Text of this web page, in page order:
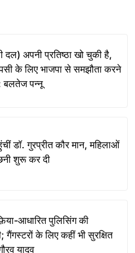
दल) अपनी प्रतिष्ठा खो चुकी है,
के लिए भाजपा से समझौता करने
बलतेज पन्नू
डॉ. गुरप्रीत कौर मान, महिलाओं
शुरू कर दी
आधारित पुलिसिंग की
गैंगस्टरों के लिए कहीं भी सुरक्षित
यादव